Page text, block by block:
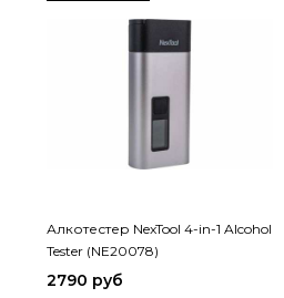
Алкотестер NexTool 4-in-1 Alcohol
Tester (NE20078)
2790 руб